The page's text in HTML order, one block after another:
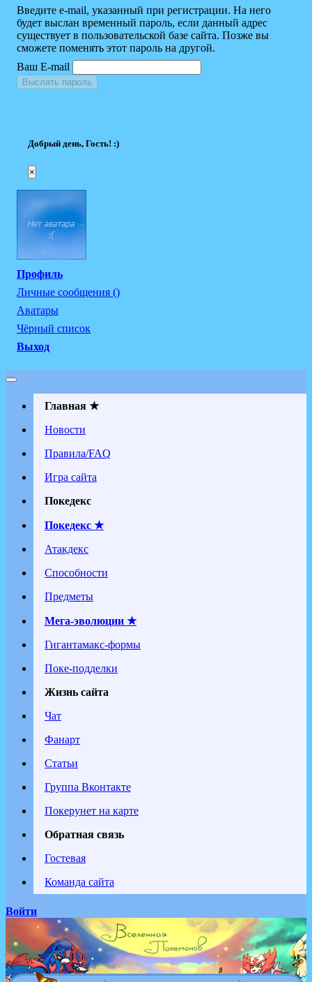
Введите e-mail, указанный при регистрации. На него
будет выслан временный пароль, если данный адрес
существует в пользовательской базе сайта. Позже вы
сможете поменять этот пароль на другой.
Ваш E-mail
Выслать пароль
Добрый день, Гость! :)
×
Профиль
Личные сообщения ()
Аватары
Чёрный список
Выход
Главная ★
Новости
Правила/FAQ
Игра сайта
Покедекс
Покедекс ★
Атакдекс
Способности
Предметы
Мега-эволюции ★
Гигантамакс-формы
Поке-подделки
Жизнь сайта
Чат
Фанарт
Статьи
Группа Вконтакте
Покерунет на карте
Обратная связь
Гостевая
Команда сайта
Войти